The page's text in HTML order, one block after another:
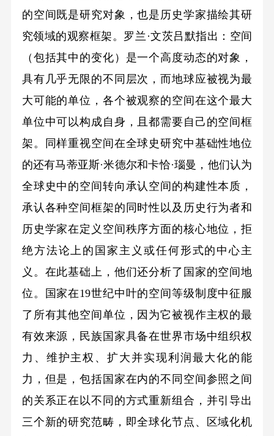
的空间既是研究对象，也是历史学家描绘其研
究领域的观察框架。罗兰·文茨吕默指出：空间
（包括其中的变化）是一个高度动态的对象，
具有几乎无限的不同层次，而地球应被视为最
大可能的单位，各个被观察的空间在这个最大
单位中可以构成自身，且都需要自己的空间框
架。同样重视空间在全球史研究中基础性地位
的还有马蒂亚斯·米德尔和卡恰·瑙曼，他们认为
全球史中的空间转向承认空间的构建性本质，
承认各种空间框架的同时性以及历史行为者和
历史学家在定义空间秩序方面的核心地位，拒
绝方法论上的国家主义或任何形式的中心主
义。在此基础上，他们还分析了国家的空间地
位。国家在19世纪中叶的空间等级制度中征服
了所有其他空间单位，因为它被视作主权的最
有效来源，民族国家具备在世界市场中组织权
力、维护主权、扩大并实现利润最大化的能
力，但是，包括国家在内的不同空间参照之间
的关系正在以不同的方式重新组合，并引导出
三个新的研究范畴，即全球化节点、区域化机